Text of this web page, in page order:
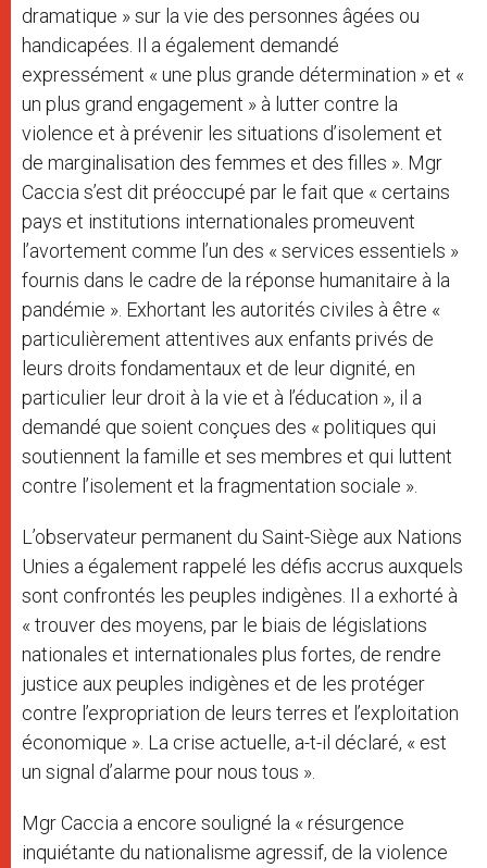
dramatique » sur la vie des personnes âgées ou
handicapées. Il a également demandé
expressément « une plus grande détermination » et «
un plus grand engagement » à lutter contre la
violence et à prévenir les situations d’isolement et
de marginalisation des femmes et des filles ». Mgr
Caccia s’est dit préoccupé par le fait que « certains
pays et institutions internationales promeuvent
l’avortement comme l’un des « services essentiels »
fournis dans le cadre de la réponse humanitaire à la
pandémie ». Exhortant les autorités civiles à être «
particulièrement attentives aux enfants privés de
leurs droits fondamentaux et de leur dignité, en
particulier leur droit à la vie et à l’éducation », il a
demandé que soient conçues des « politiques qui
soutiennent la famille et ses membres et qui luttent
contre l’isolement et la fragmentation sociale ».
L’observateur permanent du Saint-Siège aux Nations
Unies a également rappelé les défis accrus auxquels
sont confrontés les peuples indigènes. Il a exhorté à
« trouver des moyens, par le biais de législations
nationales et internationales plus fortes, de rendre
justice aux peuples indigènes et de les protéger
contre l’expropriation de leurs terres et l’exploitation
économique ». La crise actuelle, a-t-il déclaré, « est
un signal d’alarme pour nous tous ».
Mgr Caccia a encore souligné la « résurgence
inquiétante du nationalisme agressif, de la violence